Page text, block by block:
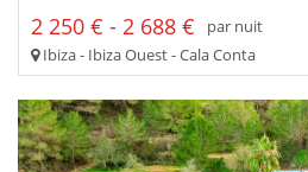
2 250 € - 2 688 €
par nuit
Ibiza - Ibiza Ouest - Cala Conta